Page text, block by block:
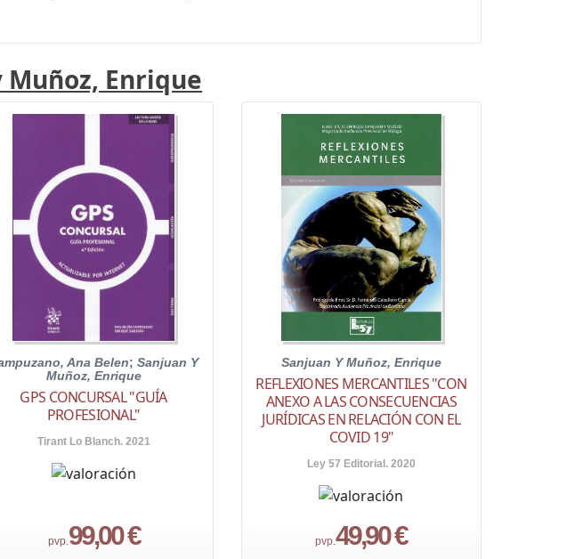
Muñoz, Enrique
Ana Belen;Sanjuan Y
Muñoz, Enrique
GPS CONCURSAL "GUÍA
PROFESIONAL"
Tirant Lo Blanch. 2021
pvp.99,00 €
Sanjuan Y Muñoz, Enrique
REFLEXIONES MERCANTILES "CON
ANEXO A LAS CONSECUENCIAS
JURÍDICAS EN RELACIÓN CON EL
COVID 19"
Ley 57 Editorial. 2020
pvp.49,90 €